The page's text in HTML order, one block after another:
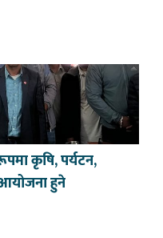
कृषि, पर्यटन,
हुने